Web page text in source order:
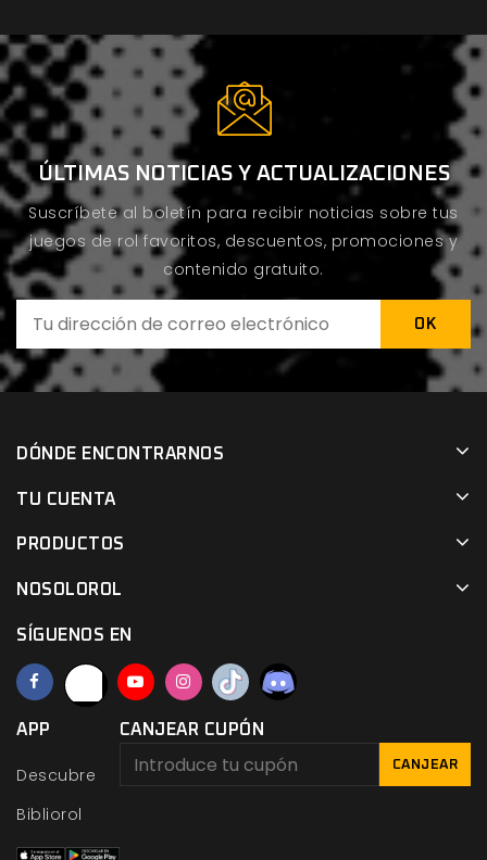
ÚLTIMAS NOTICIAS Y ACTUALIZACIONES
Suscríbete al boletín para recibir noticias sobre tus
juegos de rol favoritos, descuentos, promociones y
contenido gratuito.
DÓNDE ENCONTRARNOS
TU CUENTA
PRODUCTOS
NOSOLOROL
SÍGUENOS EN
APP
Descubre
Bibliorol
CANJEAR CUPÓN
CANJEAR